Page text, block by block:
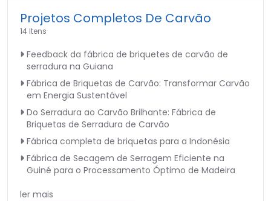
Projetos Completos De Carvão
14 Itens
Feedback da fábrica de briquetes de carvão de
serradura na Guiana
Fábrica de Briquetas de Carvão: Transformar Carvão
em Energia Sustentável
Do Serradura ao Carvão Brilhante: Fábrica de
Briquetas de Serradura de Carvão
Fábrica completa de briquetas para a Indonésia
Fábrica de Secagem de Serragem Eficiente na
Guiné para o Processamento Óptimo de Madeira
ler mais